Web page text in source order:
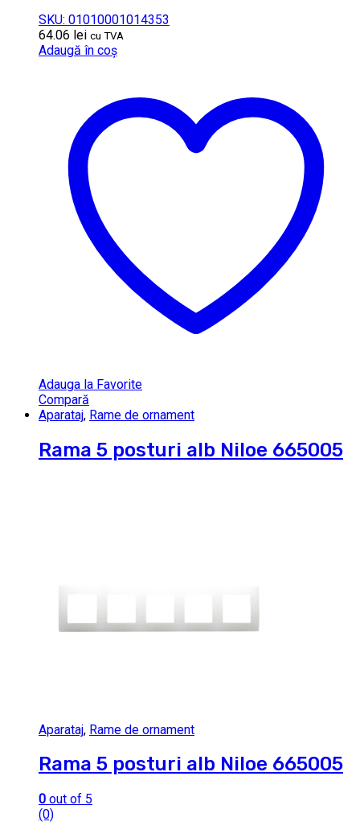
SKU: 01010001014353
64.06 lei cu TVA
Adaugă în coș
Adauga la Favorite
Compară
Aparataj, Rame de ornament
Rama 5 posturi alb Niloe 665005
Aparataj, Rame de ornament
Rama 5 posturi alb Niloe 665005
0 out of 5
(0)